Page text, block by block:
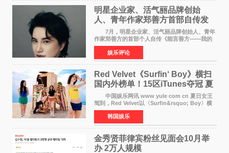
明星企业家、活气丽品牌创始
人、青年作家郑善方首部自传发
布， 书写跨界创业者的成长答卷
7月，明星企业家、活气丽品牌创始人、青年
作家郑善方的首部个人自传《能言善方——我的
跨界人生》正式发行。这本书以他的人生轨迹为
脉络，首次完整公开了从逐梦少年到横跨美业、
公益等多领域的
娱乐评论
Red Velvet《Surfin‘ Boy》横扫
国内外榜单！15区iTunes夺冠 夏
日女王强势回归
中国娱乐网讯 www yule com cn 夏日女王
驾到，Red Velvet以〈Surfin&rsquo; Boy〉横
扫国内外榜单，获得音乐粉丝的热烈反响。
Red Velvet于3日发行了夏日迷你专辑《Velvet
Summer》，
韩国娱乐
金秀贤菲律宾粉丝见面会10月举
办 2万人规模